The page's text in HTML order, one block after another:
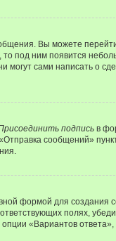
Вы можете
под ним появится
сами написать о
подпись в
сообщений»
формой для создания
полях,
«Вариантов